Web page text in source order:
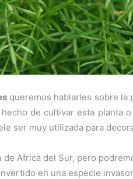
queremos hablarles sobre la
de cultivar esta planta
ser muy utilizada para
de Africa del Sur, pero
en una especie